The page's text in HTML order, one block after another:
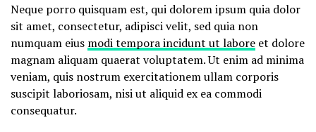
Neque porro quisquam est, qui dolorem ipsum quia dolor
sit amet, consectetur, adipisci velit, sed quia non
numquam eius modi tempora incidunt ut labore et dolore
magnam aliquam quaerat voluptatem. Ut enim ad minima
veniam, quis nostrum exercitationem ullam corporis
suscipit laboriosam, nisi ut aliquid ex ea commodi
consequatur.